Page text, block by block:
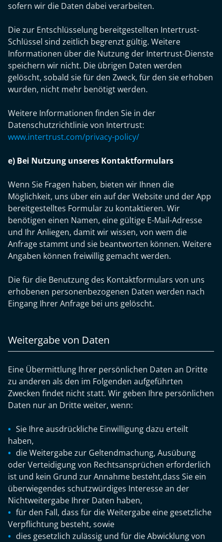
sofern wir die Daten dabei verarbeiten.
Die zur Entschlüsselung bereitgestellten Intertrust-
Schlüssel sind zeitlich begrenzt gültig. Weitere
Informationen über die Nutzung der Intertrust-Dienste
speichern wir nicht. Die übrigen Daten werden
gelöscht, sobald sie für den Zweck, für den sie erhoben
wurden, nicht mehr benötigt werden.
Weitere Informationen finden Sie in der
Datenschutzrichtlinie von Intertrust:
www.intertrust.com/privacy-policy/
e) Bei Nutzung unseres Kontaktformulars
Wenn Sie Fragen haben, bieten wir Ihnen die
Möglichkeit, uns über ein auf der Website und der App
bereitgestelltes Formular zu kontaktieren. Wir
benötigen einen Namen, eine gültige E-Mail-Adresse
und Ihr Anliegen, damit wir wissen, von wem die
Anfrage stammt und sie beantworten können. Weitere
Angaben können freiwillig gemacht werden.
Die für die Benutzung des Kontaktformulars von uns
erhobenen personenbezogenen Daten werden nach
Eingang Ihrer Anfrage bei uns gelöscht.
Weitergabe von Daten
Eine Übermittlung Ihrer persönlichen Daten an Dritte
zu anderen als den im Folgenden aufgeführten
Zwecken findet nicht statt. Wir geben Ihre persönlichen
Daten nur an Dritte weiter, wenn:
Sie Ihre ausdrückliche Einwilligung dazu erteilt
haben,
die Weitergabe zur Geltendmachung, Ausübung
oder Verteidigung von Rechtsansprüchen erforderlich
ist und kein Grund zur Annahme besteht,dass Sie ein
überwiegendes schutzwürdiges Interesse an der
Nichtweitergabe Ihrer Daten haben,
für den Fall, dass für die Weitergabe eine gesetzliche
Verpflichtung besteht, sowie
dies gesetzlich zulässig und für die Abwicklung von